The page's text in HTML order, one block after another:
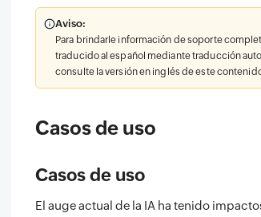
Aviso:
Para brindarle información de soporte
traducido al español mediante traducción
consulte la versión en inglés de este
Casos de uso
Casos de uso
El auge actual de la IA ha tenido